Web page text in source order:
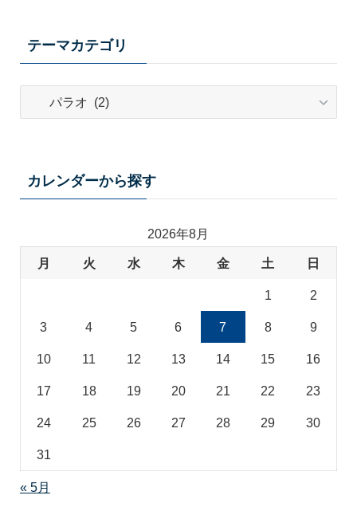
テーマカテゴリ
カレンダーから探す
2026年8月
月 火 水 木 金 土 日
1 2
3 4 5 6 7 8 9
10 11 12 13 14 15 16
17 18 19 20 21 22 23
24 25 26 27 28 29 30
31
« 5月